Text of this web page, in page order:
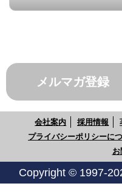
メルマガ登録
会社案内 採用情報
プライバシーポリシーに
Copyright © 1997-